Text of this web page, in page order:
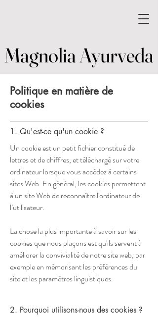
Magnolia Ayurveda
Magnolia Ayurveda
Politique en matière de
cookies
1. Qu'est-ce qu'un cookie ?
Un cookie est un petit fichier constitué de
lettres et de chiffres, et téléchargé sur votre
ordinateur lorsque vous accédez à certains
sites Web. En général, les cookies permettent
à un site Web de reconnaître l'ordinateur de
l’utilisateur.
La chose la plus importante à savoir sur les
cookies que nous plaçons est qu'ils servent à
améliorer la convivialité de notre site web, par
exemple en mémorisant les préférences du
site et les paramètres linguistiques.
2. Pourquoi utilisons-nous des cookies ?